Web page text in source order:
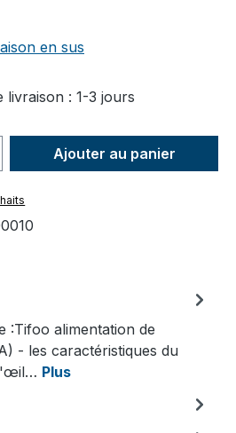
en sus
livraison : 1-3 jours
: Entrez la
Ajouter au panier
:Tifoo alimentation de
- les caractéristiques du
Plus